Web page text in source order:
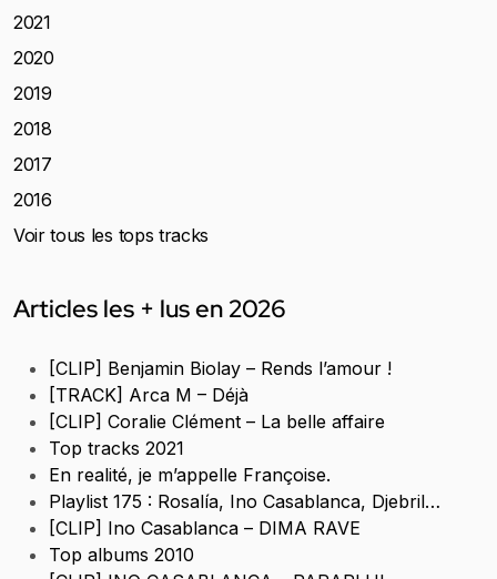
2021
2020
2019
2018
2017
2016
Voir tous les tops tracks
Articles les + lus en 2026
[CLIP] Benjamin Biolay – Rends l’amour !
[TRACK] Arca M – Déjà
[CLIP] Coralie Clément – La belle affaire
Top tracks 2021
En realité, je m’appelle Françoise.
Playlist 175 : Rosalía, Ino Casablanca, Djebril…
[CLIP] Ino Casablanca – DIMA RAVE
Top albums 2010